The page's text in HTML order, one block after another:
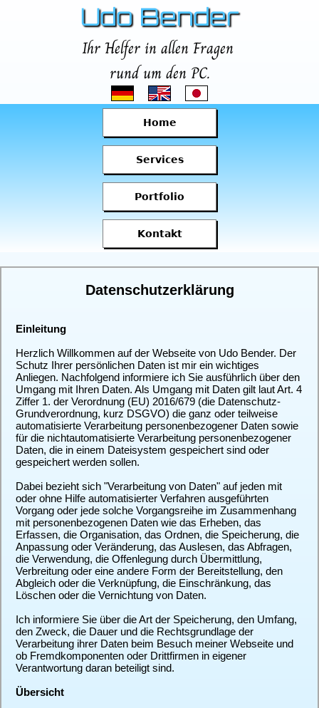
Udo Bender
Ihr Helfer in allen Fragen
rund um den PC.
Home
Services
Portfolio
Kontakt
Datenschutzerklärung
Einleitung
Herzlich Willkommen auf der Webseite von Udo Bender. Der
Schutz Ihrer persönlichen Daten ist mir ein wichtiges
Anliegen. Nachfolgend informiere ich Sie ausführlich über den
Umgang mit Ihren Daten. Als Umgang mit Daten gilt laut Art. 4
Ziffer 1. der Verordnung (EU) 2016/679 (die Datenschutz-
Grundverordnung, kurz DSGVO) die ganz oder teilweise
automatisierte Verarbeitung personenbezogener Daten sowie
für die nichtautomatisierte Verarbeitung personenbezogener
Daten, die in einem Dateisystem gespeichert sind oder
gespeichert werden sollen.
Dabei bezieht sich "Verarbeitung von Daten" auf jeden mit
oder ohne Hilfe automatisierter Verfahren ausgeführten
Vorgang oder jede solche Vorgangsreihe im Zusammenhang
mit personenbezogenen Daten wie das Erheben, das
Erfassen, die Organisation, das Ordnen, die Speicherung, die
Anpassung oder Veränderung, das Auslesen, das Abfragen,
die Verwendung, die Offenlegung durch Übermittlung,
Verbreitung oder eine andere Form der Bereitstellung, den
Abgleich oder die Verknüpfung, die Einschränkung, das
Löschen oder die Vernichtung von Daten.
Ich informiere Sie über die Art der Speicherung, den Umfang,
den Zweck, die Dauer und die Rechtsgrundlage der
Verarbeitung ihrer Daten beim Besuch meiner Webseite und
ob Fremdkomponenten oder Drittfirmen in eigener
Verantwortung daran beteiligt sind.
Übersicht